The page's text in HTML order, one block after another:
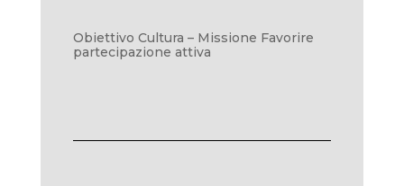
Obiettivo Cultura – Missione Favorire
partecipazione attiva